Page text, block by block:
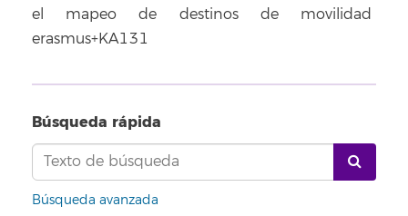
el mapeo de destinos de movilidad
erasmus+KA131
Búsqueda rápida
Búsqueda avanzada